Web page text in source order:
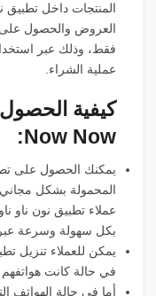
فقط، وذلك عبر
عملية الشراء.
كيفية
Now Now:
المحمولة بشكل
عملاء تطبيق نون ناو
بكل سهولة وسرعة عبر
في حالة كانت هواتفهم